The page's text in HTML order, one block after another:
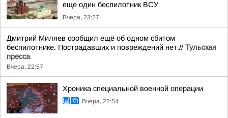
еще один беспилотник ВСУ
Вчера, 23:27
Дмитрий Миляев сообщил ещё об одном сбитом
беспилотнике. Пострадавших и повреждений нет.// Тульская
пресса
Вчера, 22:57
Хроника специальной военной операции
Вчера, 22:54